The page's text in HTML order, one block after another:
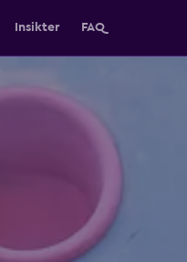
Insikter FAQ